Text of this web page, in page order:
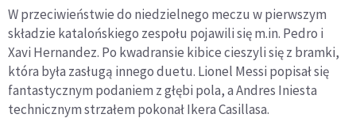
W przeciwieństwie do niedzielnego meczu w pierwszym
składzie katalońskiego zespołu pojawili się m.in. Pedro i
Xavi Hernandez. Po kwadransie kibice cieszyli się z bramki,
która była zasługą innego duetu. Lionel Messi popisał się
fantastycznym podaniem z głębi pola, a Andres Iniesta
technicznym strzałem pokonał Ikera Casillasa.